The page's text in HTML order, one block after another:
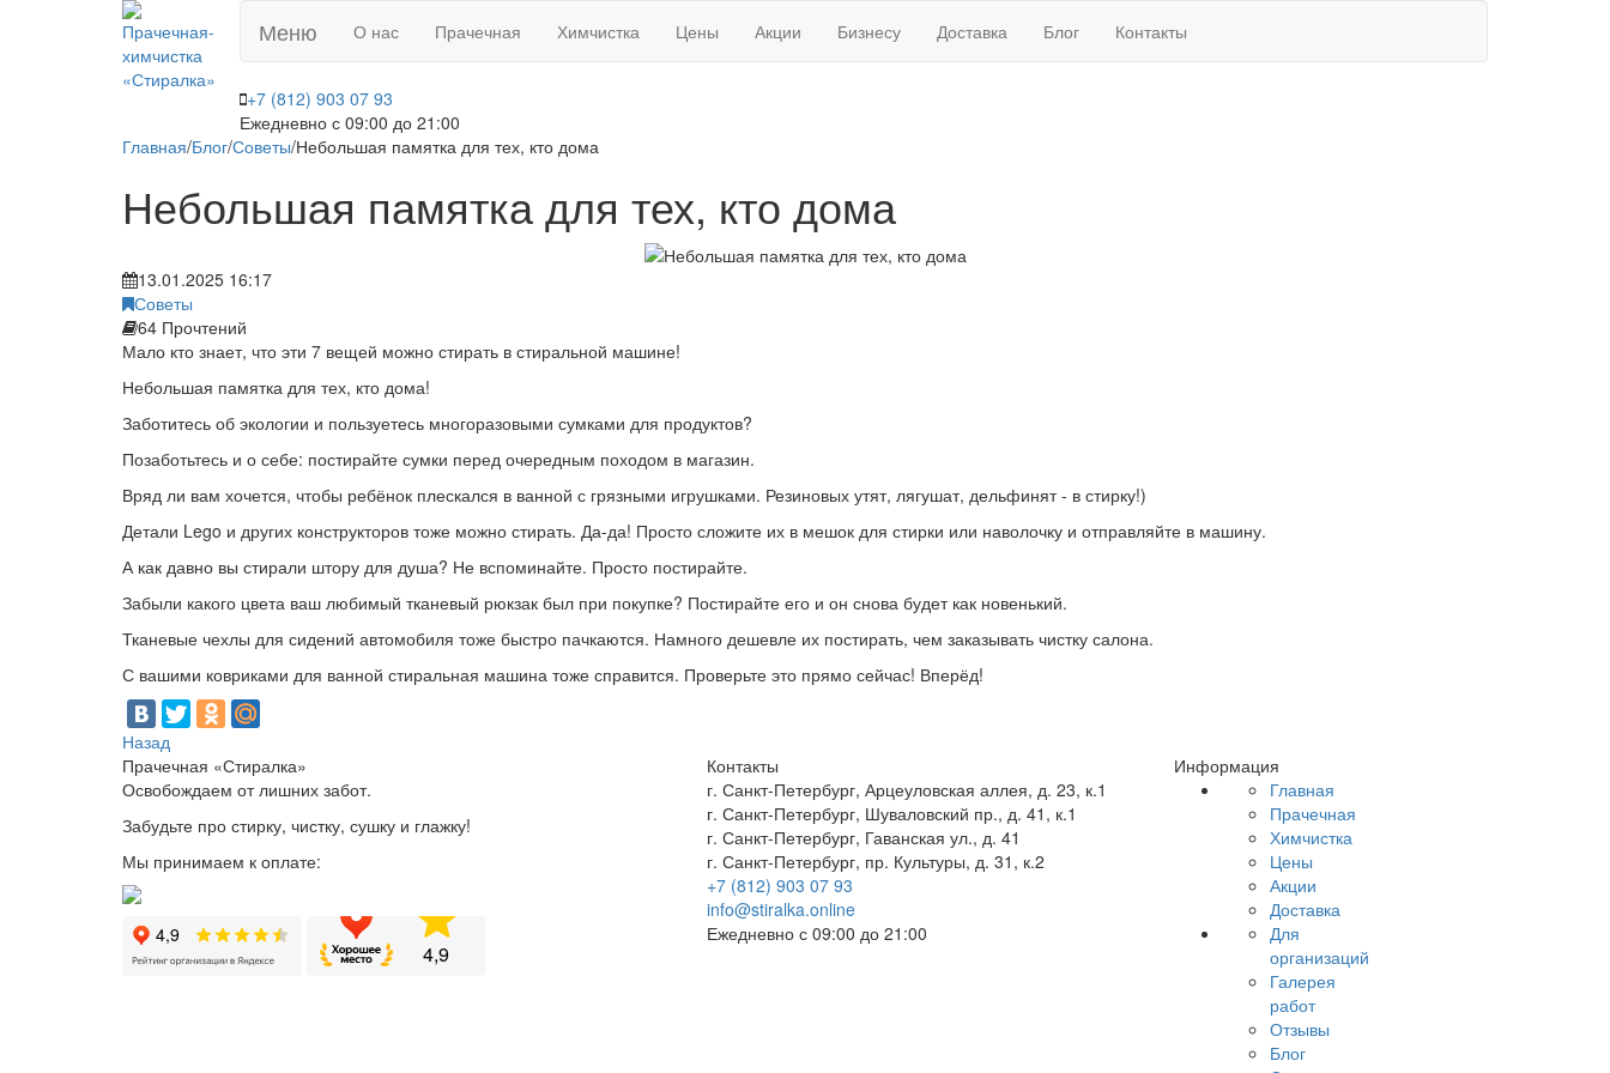
Меню О нас Прачечная Химчистка Цены Акции Бизнесу Доставка Блог Контакты
+7 (812) 903 07 93
Ежедневно с 09:00 до 21:00
Главная/Блог/Советы/Небольшая памятка для тех, кто дома
Небольшая памятка для тех, кто дома
13.01.2025 16:17
Советы
64 Прочтений
Мало кто знает, что эти 7 вещей можно стирать в стиральной машине!
Небольшая памятка для тех, кто дома!
Заботитесь об экологии и пользуетесь многоразовыми сумками для продуктов?
Позаботьтесь и о себе: постирайте сумки перед очередным походом в магазин.
Вряд ли вам хочется, чтобы ребёнок плескался в ванной с грязными игрушками. Резиновых утят, лягушат, дельфинят - в стирку!)
Детали Lego и других конструкторов тоже можно стирать. Да-да! Просто сложите их в мешок для стирки или наволочку и отправляйте в машину.
А как давно вы стирали штору для душа? Не вспоминайте. Просто постирайте.
Забыли какого цвета ваш любимый тканевый рюкзак был при покупке? Постирайте его и он снова будет как новенький.
Тканевые чехлы для сидений автомобиля тоже быстро пачкаются. Намного дешевле их постирать, чем заказывать чистку салона.
С вашими ковриками для ванной стиральная машина тоже справится. Проверьте это прямо сейчас! Вперёд!
Назад
Прачечная «Стиралка»
Освобождаем от лишних забот.
Забудьте про стирку, чистку, сушку и глажку!
Мы принимаем к оплате:
Контакты
г. Санкт-Петербург, Арцеуловская аллея, д. 23, к.1
г. Санкт-Петербург, Шуваловский пр., д. 41, к.1
г. Санкт-Петербург, Гаванская ул., д. 41
г. Санкт-Петербург, пр. Культуры, д. 31, к.2
+7 (812) 903 07 93
info@stiralka.online
Ежедневно с 09:00 до 21:00
Информация
Главная
Прачечная
Химчистка
Цены
Акции
Доставка
Для
организаций
Галерея
работ
Отзывы
Блог